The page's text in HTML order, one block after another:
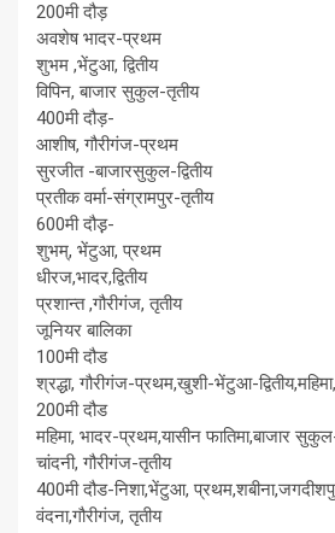
200मी दौड़
अवशेष भादर-प्रथम
शुभम ,भेंटुआ, द्वितीय
विपिन, बाजार सुकुल-तृतीय
400मी दौड़-
आशीष, गौरीगंज-प्रथम
सुरजीत -बाजारसुकुल-द्वितीय
प्रतीक वर्मा-संग्रामपुर-तृतीय
600मी दौड़़-
शुभम्, भेंटुआ, प्रथम
धीरज,भादर,द्वितीय
प्रशान्त ,गौरीगंज, तृतीय
जूनियर बालिका
100मी दौड
श्रद्धा, गौरीगंज-प्रथम,खुशी-भेंटुआ-
200मी दौड
महिमा, भादर-प्रथम,यासीन फातिमा,बाजार सुकुल-
चांदनी, गौरीगंज-तृतीय
400मी दौड-निशा,भेंटुआ,
वंदना,गौरीगंज, तृतीय